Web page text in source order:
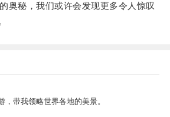
秘，我们或许会发现更多令人惊叹
，带我领略世界各地的美景。